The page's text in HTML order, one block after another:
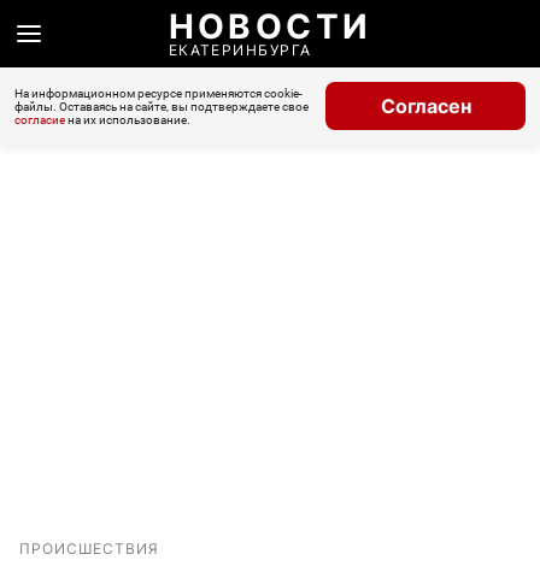
НОВОСТИ
ЕКАТЕРИНБУРГА
На информационном ресурсе применяются cookie-
файлы. Оставаясь на сайте, вы подтверждаете свое
согласиена их использование.
Согласен
ПРОИСШЕСТВИЯ